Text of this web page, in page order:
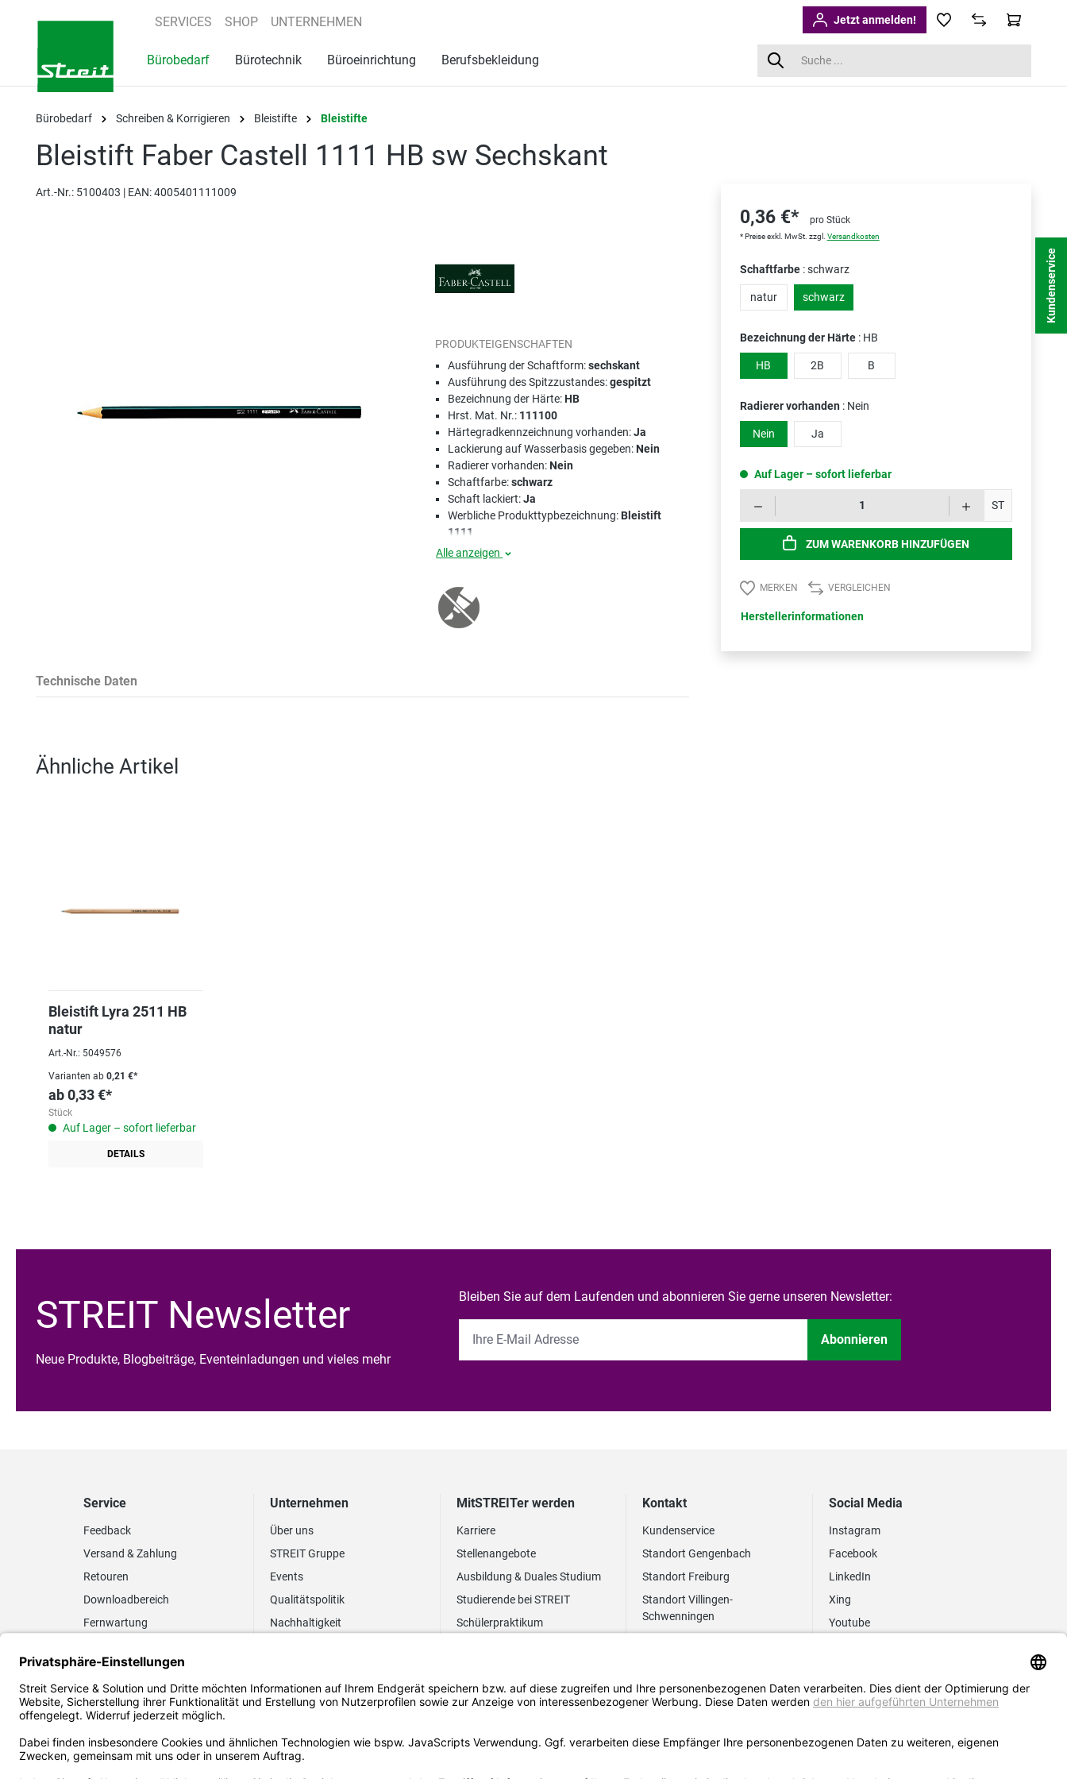
Zur Hauptnavigation springen
SERVICES SHOP UNTERNEHMEN Jetzt anmelden!
Bürobedarf Bürotechnik Büroeinrichtung Berufsbekleidung
Bürobedarf Schreiben & Korrigieren Bleistifte Bleistifte
Bleistift Faber Castell 1111 HB sw Sechskant
Art.-Nr.: 5100403 | EAN: 4005401111009
PRODUKTEIGENSCHAFTEN
Ausführung der Schaftform:sechskant
Ausführung des Spitzzustandes:gespitzt
Bezeichnung der Härte:HB
Hrst. Mat. Nr.: 111100
Härtegradkennzeichnung vorhanden:Ja
Lackierung auf Wasserbasis gegeben:Nein
Radierer vorhanden:Nein
Schaftfarbe:schwarz
Schaft lackiert:Ja
Werbliche Produkttypbezeichnung:Bleistift
1111
Alle anzeigen
Technische Daten
0,36 €* pro Stück
* Preise exkl. MwSt. zzgl. Versandkosten
Schaftfarbe : schwarz
natur schwarz
Bezeichnung der Härte : HB
HB 2B B
Radierer vorhanden : Nein
Nein Ja
Auf Lager – sofort lieferbar
ST
ZUM WARENKORB HINZUFÜGEN
MERKEN VERGLEICHEN
Herstellerinformationen
Ähnliche Artikel
Bleistift Lyra 2511 HB
natur
Art.-Nr.: 5049576
Varianten ab 0,21 €*
ab0,33 €*
Stück
Auf Lager – sofort lieferbar
DETAILS
STREIT Newsletter
Neue Produkte, Blogbeiträge, Eventeinladungen und vieles mehr
Bleiben Sie auf dem Laufenden und abonnieren Sie gerne unseren Newsletter:
Abonnieren
Service
Feedback
Versand & Zahlung
Retouren
Downloadbereich
Fernwartung
Elektronischer
Rechnungsversand
FAQ EUDR
Unternehmen
Über uns
STREIT Gruppe
Events
Qualitätspolitik
Nachhaltigkeit
MitSTREITer werden
Karriere
Stellenangebote
Ausbildung & Duales Studium
Studierende bei STREIT
Schülerpraktikum
Kontakt
Kundenservice
Standort Gengenbach
Standort Freiburg
Standort Villingen-
Schwenningen
Social Media
Instagram
Facebook
LinkedIn
Xing
Youtube
Kundenservice